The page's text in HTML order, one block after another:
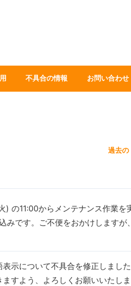
不具合の情報 お問い合わせ
過去
の11:00からメンテナンス作業を
みです。ご不便をおかけしますが
示について不具合を修正しまし
すよう、よろしくお願いいたしま